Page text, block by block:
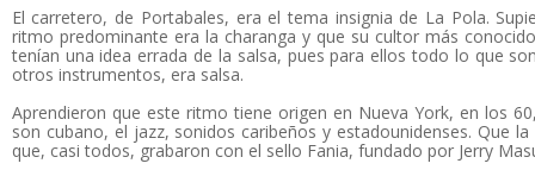
El carretero, de Portabales, era el tema insignia de La Pola.
ritmo predominante era la charanga y que su cultor más
tenían una idea errada de la salsa, pues para ellos todo lo que
otros instrumentos, era salsa.
Aprendieron que este ritmo tiene origen en Nueva York, en los
son cubano, el jazz, sonidos caribeños y estadounidenses. Que
que, casi todos, grabaron con el sello Fania, fundado por Jerry